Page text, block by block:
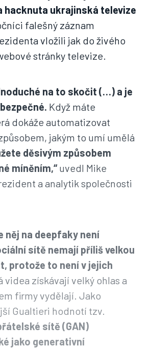
hacknuta ukrajinská televize
falešný záznam
vložili jak do živého
stránky televize.
na to skočit (…) a je
Když máte
dokáže automatizovat
jakým to umí umělá
děsivým způsobem
míněním,“uvedl Mike
a analytik společnosti
něj na deepfaky není
sítě nemají příliš velkou
protože to není v jejich
videa získávají velký ohlas a
firmy vydělají. Jako
Gualtieri hodnotí tzv.
sítě (GAN)
jako generativní